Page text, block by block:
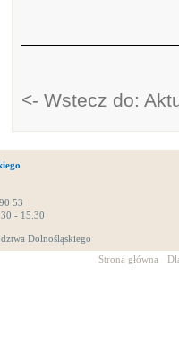
<- Wstecz do:
53
- 15.30
Dolnośląskiego
Strona główna